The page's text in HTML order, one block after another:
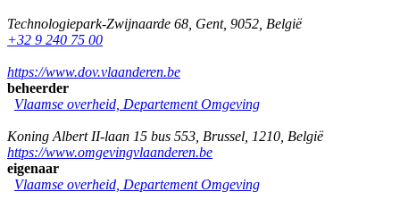
Technologiepark-Zwijnaarde 68 Gent, 9052 België
+32 9 240 75 00
https://www.dov.vlaanderen.be
beheerder
Vlaamse overheid, Departement Omgeving
Koning Albert II-laan 15 bus 553 Brussel 1210 België
https://www.omgevingvlaanderen.be
eigenaar
Vlaamse overheid, Departement Omgeving